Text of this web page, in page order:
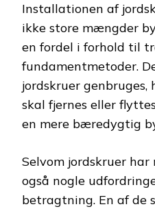
Installationen af
ikke store mængder
en fordel i forhold til
fundamentmetoder.
jordskruer genbruges,
skal fjernes eller
en mere bæredygtig
Selvom jordskruer har
også nogle
betragtning. En af de